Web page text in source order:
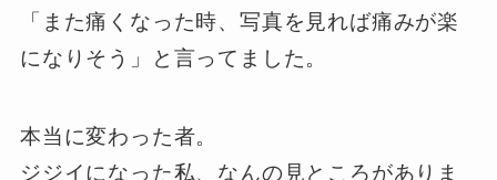
「また痛くなった時、写真を見れば痛みが楽
になりそう」と言ってました。
本当に変わった者。
ジジイになった私、なんの見ところがありま